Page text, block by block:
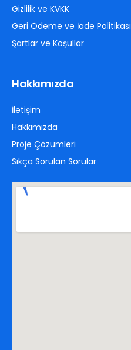
Gizlilik ve KVKK
Geri Ödeme ve İade Politikası
Şartlar ve Koşullar
Hakkımızda
İletişim
Hakkımızda
Proje Çözümleri
Sıkça Sorulan Sorular